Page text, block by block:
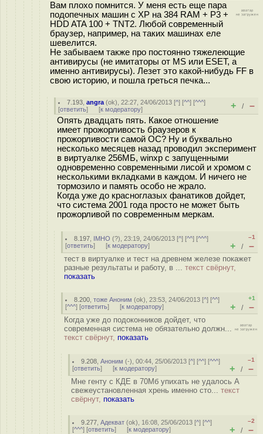
Вам плохо помнится. У меня есть еще пара
подопечных машин с XP на 384 RAM + P3 +
HDD ATA 100 + TNT2. Любой современный
браузер, например, на таких машинах еле
шевелится.
Не забываем также про постоянно тяжелеющие
антивирусы (не имитаторы от MS или ESET, а
именно антивирусы). Лезет это какой-нибудь FF в
свою историю, и пошла греться печка...
7.193 ,angra (ok), 22:27, 24/06/2013 [^] [^^] [^^^]
[ответить] [к модератору] + / –
Опять двадцать пять. Какое отношение
имеет прожорливость браузеров к
прожорливости самой ОС? Ну и буквально
несколько месяцев назад проводил эксперимент
в виртуалке 256МБ, winxp с запущенными
одновременно современными лисой и хромом с
несколькими вкладками в каждом. И ничего не
тормозило и память особо не жрало.
Когда уже до красноглазых фанатиков дойдет,
что система 2001 года просто не может быть
прожорливой по современным меркам.
8.197 IMHO (?), 23:19, 24/06/2013 [^] [^^] [^^^]
[ответить] [к модератору]
–1
+ / –
тест в виртуалке и тест на древнем железе покажет
разные результаты и работу, в ... текст свёрнут,
показать
8.200 ,тоже Аноним (ok), 23:53, 24/06/2013 [^] [^^]
[^^^] [ответить] [к модератору]
+1
+ / –
Когда уже до подоконников дойдет, что
современная система не обязательно должн...
текст свёрнут, показать
9.208 ,Аноним (-), 00:44, 25/06/2013 [^] [^^] [^^^]
[ответить] [к модератору]
–1
+ / –
Мне генту с КДЕ в 70Мб упихать не удалось А
свежеустановленная хрень именно сто... текст
свёрнут, показать
9.277 ,Адекват (ok), 16:08, 25/06/2013 [^] [^^]
[^^^] [ответить] [к модератору]
–2
+ / –